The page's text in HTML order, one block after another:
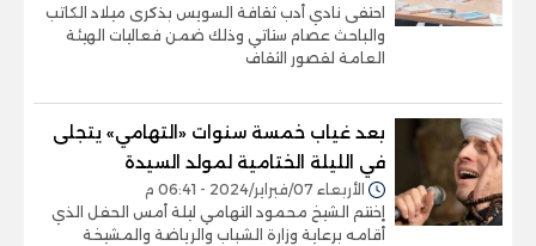
احتفى نادي أدب ثقافة السويس بذكرى ميلاد الكاتب
والباحث عصام ستاتي وذلك ضمن فعاليات الهيئة
العامة لقصور الثقاف
بعد غياب خمسة سنوات «التهامي» يتجلى
في الليلة الختامية لمولد السيدة
الأربعاء 07/فبراير/2024 - 06:41 م
إختتم الشيخ محمود التهامي ليلة أمس الحفل الذي
أقامه برعاية وزارة الشباب والرياضة والمشيخة